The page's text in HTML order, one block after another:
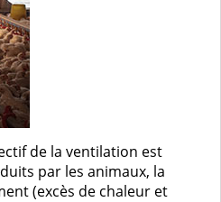
Printalys
salle
élevage
élevage
de la ventilation est
par les animaux, la
(excès de chaleur et